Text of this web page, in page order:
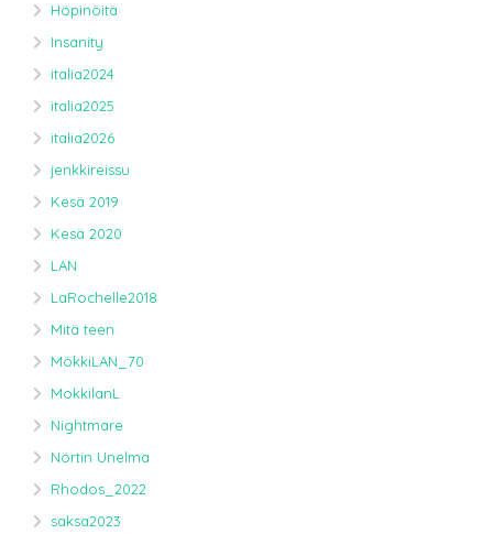
Höpinöitä
Insanity
italia2024
italia2025
italia2026
jenkkireissu
Kesä 2019
Kesä 2020
LAN
LaRochelle2018
Mitä teen
MökkiLAN_70
MokkilanL
Nightmare
Nörtin Unelma
Rhodos_2022
saksa2023